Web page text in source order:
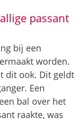
passant
bij een
worden.
dit ook. Dit geldt
Een
bal over het
raakte, was